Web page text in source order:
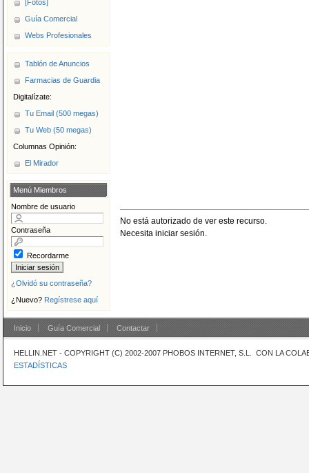
[Fotos]
Guía Comercial
Webs Profesionales
Tablón de Anuncios
Farmacias de Guardia
Digitalízate:
Tu Email (500 megas)
Tu Web (50 megas)
Columnas Opinión:
El Mirador
Menú Miembros
Nombre de usuario
Contraseña
Recordarme
¿Olvidó su contraseña?
¿Nuevo? Regístrese aquí
No está autorizado de ver este recurso.
Necesita iniciar sesión.
Inicio Guía Comercial Contactar
HELLIN.NET - COPYRIGHT (C) 2002-2007 PHOBOS INTERNET, S.L. CON LA
ESTADÍSTICAS